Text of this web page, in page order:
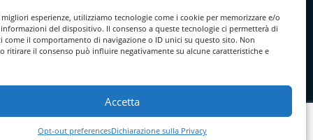
esperienze, utilizziamo tecnologie come i cookie per memorizzare e/o
informazioni del dispositivo. Il consenso a queste tecnologie ci permetterà di
come il comportamento di navigazione o ID unici su questo sito. Non
ritirare il consenso può influire negativamente su alcune caratteristiche e
Accetta
Opt-out preferencesDichiarazione sulla Privacy
in
Cookie Policy